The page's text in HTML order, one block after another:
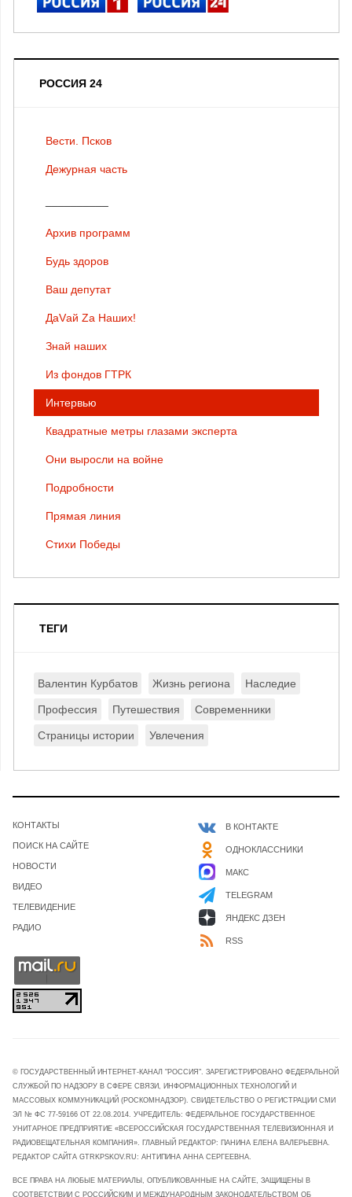
РОССИЯ 24
Вести. Псков
Дежурная часть
Архив программ
Будь здоров
Ваш депутат
ДаVай Zа Наших!
Знай наших
Из фондов ГТРК
Интервью
Квадратные метры глазами эксперта
Они выросли на войне
Подробности
Прямая линия
Стихи Победы
ТЕГИ
Валентин Курбатов Жизнь региона Наследие
Профессия Путешествия Современники
Страницы истории Увлечения
КОНТАКТЫ
ПОИСК НА САЙТЕ
НОВОСТИ
ВИДЕО
ТЕЛЕВИДЕНИЕ
РАДИО
В КОНТАКТЕ
ОДНОКЛАССНИКИ
МАКС
TELEGRAM
ЯНДЕКС ДЗЕН
RSS
© ГОСУДАРСТВЕННЫЙ ИНТЕРНЕТ-КАНАЛ "РОССИЯ". ЗАРЕГИСТРИРОВАНО ФЕДЕРАЛЬНОЙ
СЛУЖБОЙ ПО НАДЗОРУ В СФЕРЕ СВЯЗИ, ИНФОРМАЦИОННЫХ ТЕХНОЛОГИЙ И
МАССОВЫХ КОММУНИКАЦИЙ (РОСКОМНАДЗОР). СВИДЕТЕЛЬСТВО О РЕГИСТРАЦИИ СМИ
ЭЛ № ФС 77-59166 ОТ 22.08.2014. УЧРЕДИТЕЛЬ: ФЕДЕРАЛЬНОЕ ГОСУДАРСТВЕННОЕ
УНИТАРНОЕ ПРЕДПРИЯТИЕ «ВСЕРОССИЙСКАЯ ГОСУДАРСТВЕННАЯ ТЕЛЕВИЗИОННАЯ И
РАДИОВЕЩАТЕЛЬНАЯ КОМПАНИЯ». ГЛАВНЫЙ РЕДАКТОР: ПАНИНА ЕЛЕНА ВАЛЕРЬЕВНА.
РЕДАКТОР САЙТА GTRKPSKOV.RU: АНТИПИНА АННА СЕРГЕЕВНА.
ВСЕ ПРАВА НА ЛЮБЫЕ МАТЕРИАЛЫ, ОПУБЛИКОВАННЫЕ НА САЙТЕ, ЗАЩИЩЕНЫ В
СООТВЕТСТВИИ С РОССИЙСКИМ И МЕЖДУНАРОДНЫМ ЗАКОНОДАТЕЛЬСТВОМ ОБ